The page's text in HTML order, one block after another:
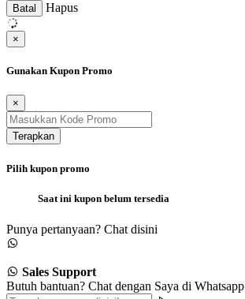
Batal Hapus
×
Gunakan Kupon Promo
×
Terapkan
Pilih kupon promo
Saat ini kupon belum tersedia
Punya pertanyaan? Chat disini
Sales Support
Butuh bantuan? Chat dengan Saya di Whatsapp